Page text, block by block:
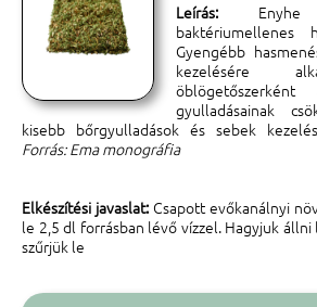
Leírás:
baktériumellenes
Gyengébb
kezelésére
gyulladásainak
kisebb bőrgyulladások és sebek
Forrás: Ema monográfia
Elkészítési javaslat: Csapott evőkanálnyi
le 2,5 dl forrásban lévő vízzel. Hagyjuk
szűrjük le